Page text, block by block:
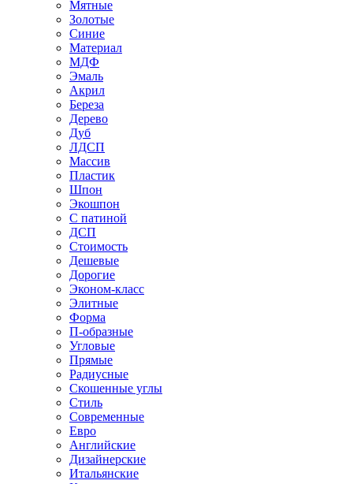
Мятные
Золотые
Синие
Материал
МДФ
Эмаль
Акрил
Береза
Дерево
Дуб
ЛДСП
Массив
Пластик
Шпон
Экошпон
С патиной
ДСП
Стоимость
Дешевые
Дорогие
Эконом-класс
Элитные
Форма
П-образные
Угловые
Прямые
Радиусные
Скошенные углы
Стиль
Современные
Евро
Английские
Дизайнерские
Итальянские